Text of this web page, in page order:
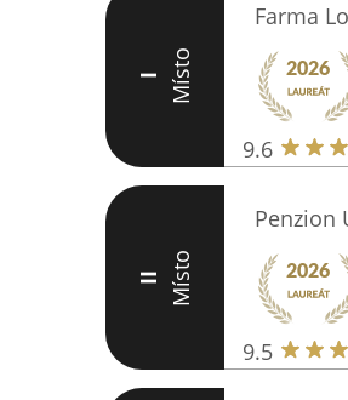
I Místo
Farma
9.6
II Místo
Penzion
9.5